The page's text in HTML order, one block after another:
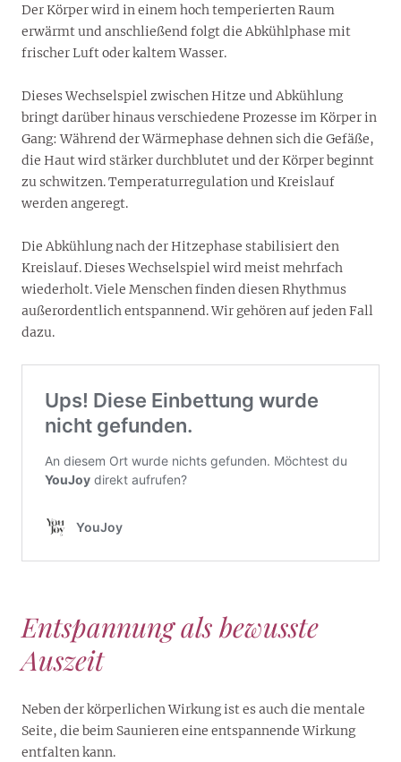
Der Körper wird in einem hoch temperierten Raum
erwärmt und anschließend folgt die Abkühlphase mit
frischer Luft oder kaltem Wasser.
Dieses Wechselspiel zwischen Hitze und Abkühlung
bringt darüber hinaus verschiedene Prozesse im Körper in
Gang: Während der Wärmephase dehnen sich die Gefäße,
die Haut wird stärker durchblutet und der Körper beginnt
zu schwitzen. Temperaturregulation und Kreislauf
werden angeregt.
Die Abkühlung nach der Hitzephase stabilisiert den
Kreislauf. Dieses Wechselspiel wird meist mehrfach
wiederholt. Viele Menschen finden diesen Rhythmus
außerordentlich entspannend. Wir gehören auf jeden Fall
dazu.
Entspannung als bewusste
Auszeit
Neben der körperlichen Wirkung ist es auch die mentale
Seite, die beim Saunieren eine entspannende Wirkung
entfalten kann.